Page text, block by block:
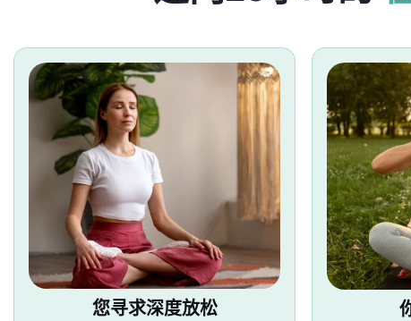
您寻求深度放松